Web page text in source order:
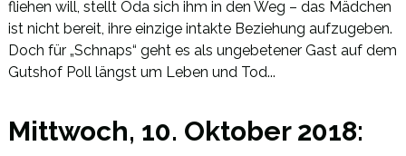
fliehen will, stellt Oda sich ihm in den Weg – das Mädchen
ist nicht bereit, ihre einzige intakte Beziehung aufzugeben.
Doch für „Schnaps“ geht es als ungebetener Gast auf dem
Gutshof Poll längst um Leben und Tod...
Mittwoch, 10. Oktober 2018: